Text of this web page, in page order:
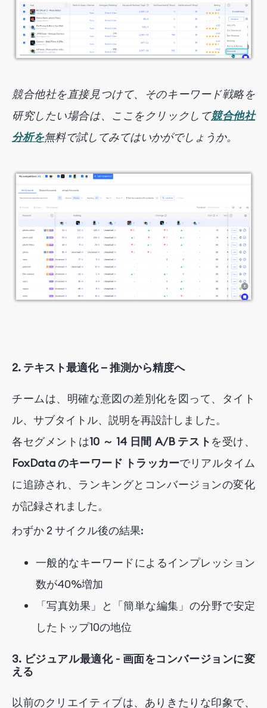
競合他社を直接見つけて、そのキーワード戦略を
研究したい場合は、ここをクリックして競合他社
分析を無料で試してみてはいかがでしょうか。
2. テキスト最適化 — 推測から精度へ
チームは、明確な意図の差別化を図って、タイト
ル、サブタイトル、説明を再設計しました。
各セグメントは10 ～ 14 日間 A/B テスト を受け、
FoxData のキーワード トラッカーでリアルタイム
に追跡され、ランキングとコンバージョンの変化
が記録されました。
わずか 2 サイクル後の結果:
一般的なキーワードによるインプレッション
数が40%増加
「写真効果」と「簡単な編集」の分野で安定
したトップ10の地位
3. ビジュアル最適化 - 画面をコンバージョンに変
える
以前のクリエイティブは、ありきたりな印象で、